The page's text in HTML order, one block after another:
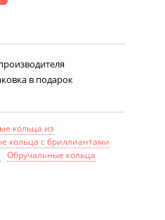
в подарок
кольца из
кольца с бриллиантами
Обручальные кольца